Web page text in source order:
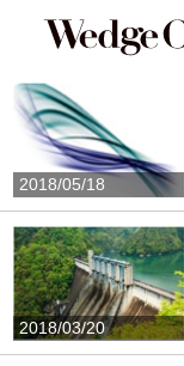
2018/05/18
2018/03/20